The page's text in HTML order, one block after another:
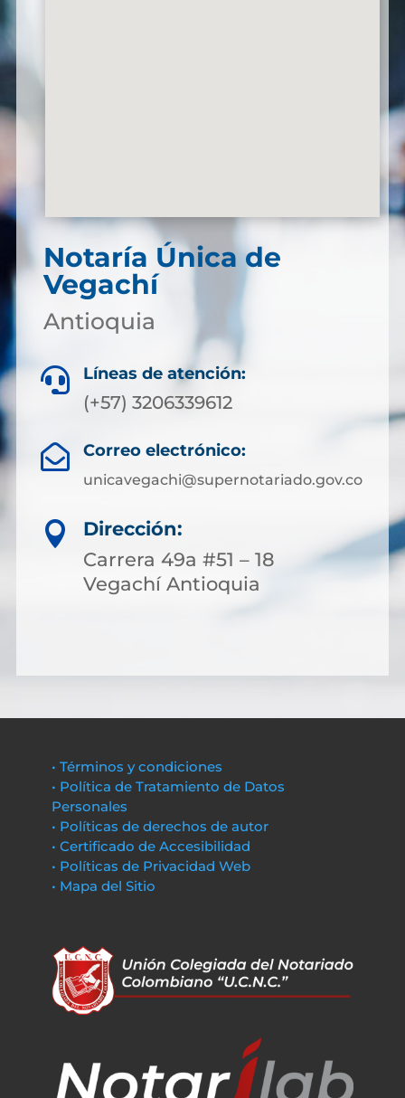
Notaría Única de
Vegachí
Antioquia
 Líneas de atención:
(+57) 3206339612
 Correo electrónico:
unicavegachi@supernotariado.gov.co

Dirección:
Carrera 49a #51 – 18
Vegachí Antioquia
• Términos y condiciones
• Política de Tratamiento de Datos
Personales
• Políticas de derechos de autor
• Certificado de Accesibilidad
• Políticas de Privacidad Web
• Mapa del Sitio